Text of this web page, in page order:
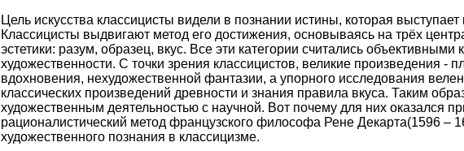
Цель искусства классицисты видели в познании истины, которая выступает
Классицисты выдвигают метод его достижения, основываясь на трёх
эстетики: разум, образец, вкус. Все эти категории считались объективными
художественности. С точки зрения классицистов, великие произведения -
вдохновения, нехудожественной фантазии, а упорного исследования
классических произведений древности и знания правила вкуса. Таким
художественным деятельностью с научной. Вот почему для них оказался
рационалистический метод французского философа Рене Декарта(1596 –
художественного познания в классицизме.